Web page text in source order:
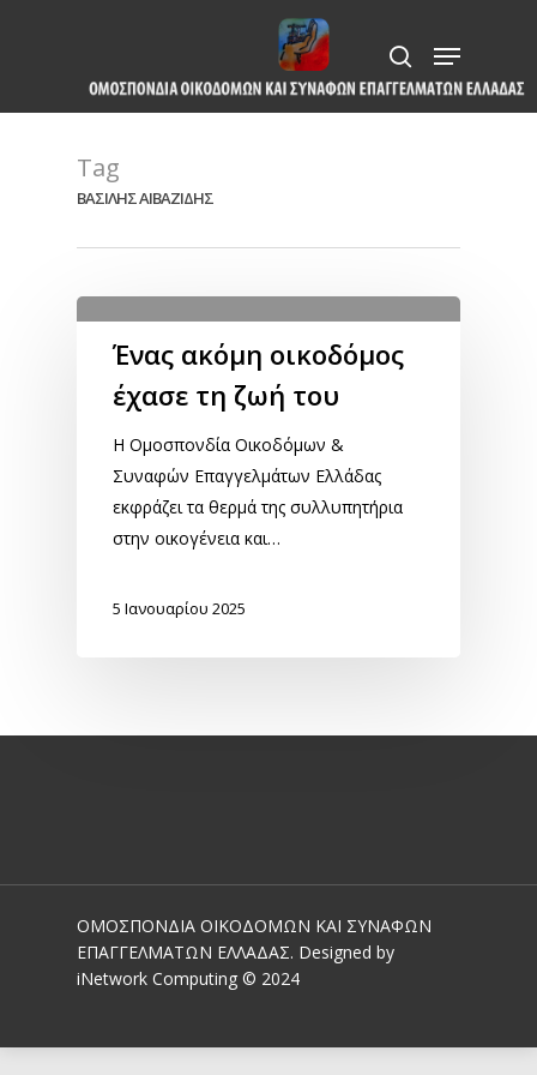
content
search
Menu
Tag
ΒΑΣΙΛΗΣ ΑΙΒΑΖΙΔΗΣ
Ένας ακόμη οικοδόμος
έχασε τη ζωή του
Η Ομοσπονδία Οικοδόμων &
Συναφών Επαγγελμάτων Ελλάδας
εκφράζει τα θερμά της συλλυπητήρια
στην οικογένεια και…
5 Ιανουαρίου 2025
ΟΜΟΣΠΟΝΔΙΑ ΟΙΚΟΔΟΜΩΝ ΚΑΙ ΣΥΝΑΦΩΝ
ΕΠΑΓΓΕΛΜΑΤΩΝ ΕΛΛΑΔΑΣ. Designed by
iNetwork Computing © 2024